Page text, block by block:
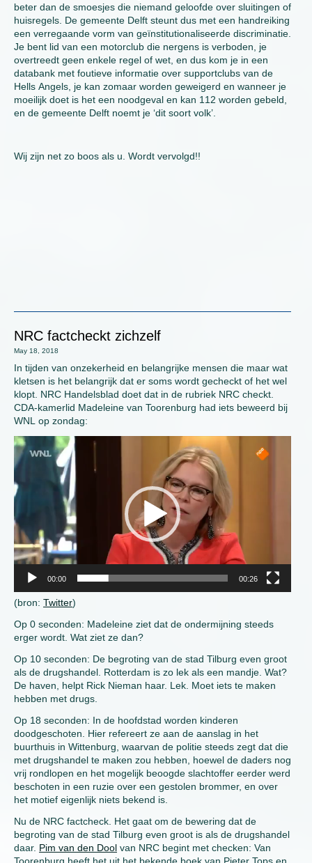
beter dan de smoesjes die niemand geloofde over sluitingen of
huisregels. De gemeente Delft steunt dus met een handreiking
een verregaande vorm van geïnstitutionaliseerde discriminatie.
Je bent lid van een motorclub die nergens is verboden, je
overtreedt geen enkele regel of wet, en dus kom je in een
databank met foutieve informatie over supportclubs van de
Hells Angels, je kan zomaar worden geweigerd en wanneer je
moeilijk doet is het een noodgeval en kan 112 worden gebeld,
en de gemeente Delft noemt je ‘dit soort volk’.
Wij zijn net zo boos als u. Wordt vervolgd!!
NRC factcheckt zichzelf
May 18, 2018
In tijden van onzekerheid en belangrijke mensen die maar wat
kletsen is het belangrijk dat er soms wordt gecheckt of het wel
klopt. NRC Handelsblad doet dat in de rubriek NRC checkt.
CDA-kamerlid Madeleine van Toorenburg had iets beweerd bij
WNL op zondag:
Video
Player
00:00 00:26
(bron: Twitter)
Op 0 seconden: Madeleine ziet dat de ondermijning steeds
erger wordt. Wat ziet ze dan?
Op 10 seconden: De begroting van de stad Tilburg even groot
als de drugshandel. Rotterdam is zo lek als een mandje. Wat?
De haven, helpt Rick Nieman haar. Lek. Moet iets te maken
hebben met drugs.
Op 18 seconden: In de hoofdstad worden kinderen
doodgeschoten. Hier refereert ze aan de aanslag in het
buurthuis in Wittenburg, waarvan de politie steeds zegt dat die
met drugshandel te maken zou hebben, hoewel de daders nog
vrij rondlopen en het mogelijk beoogde slachtoffer eerder werd
beschoten in een ruzie over een gestolen brommer, en over
het motief eigenlijk niets bekend is.
Nu de NRC factcheck. Het gaat om de bewering dat de
begroting van de stad Tilburg even groot is als de drugshandel
daar. Pim van den Dool van NRC begint met checken: Van